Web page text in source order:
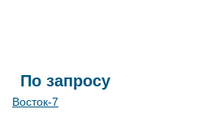
По запросу
Восток-7